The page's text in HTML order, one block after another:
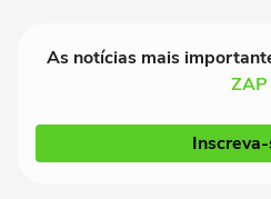
As notícias mais
ZAP